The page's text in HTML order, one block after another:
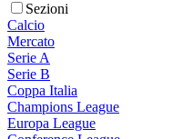
Sezioni
Calcio
Mercato
Serie A
Serie B
Coppa Italia
Champions League
Europa League